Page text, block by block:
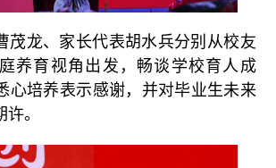
茂龙、家长代表胡水兵分别从校友
养育视角出发，畅谈学校育人成
心培养表示感谢，并对毕业生未来
。